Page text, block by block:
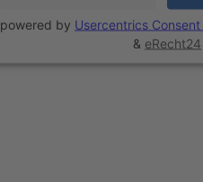
powered by Usercentrics
& eRecht24